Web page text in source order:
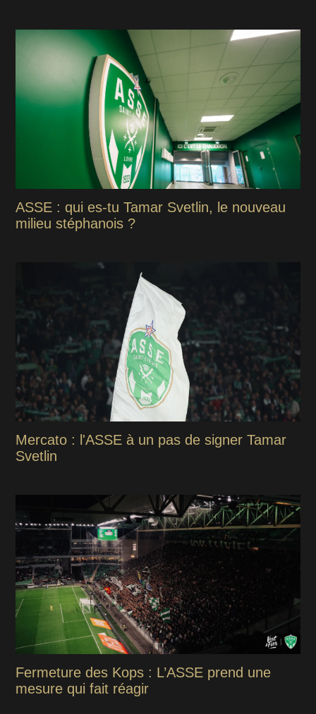
ASSE : qui es-tu Tamar Svetlin, le nouveau
milieu stéphanois ?
Mercato : l'ASSE à un pas de signer Tamar
Svetlin
Fermeture des Kops : L’ASSE prend une
mesure qui fait réagir